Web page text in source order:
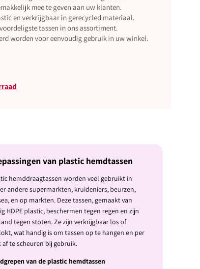
mee te geven aan uw klanten.
en verkrijgbaar in gerecycled materiaal.
tassen in ons assortiment.
worden voor eenvoudig gebruik in uw winkel.
van plastic hemdtassen
hemddraagtassen worden veel gebruikt in
andere supermarkten, kruideniers, beurzen,
en op markten. Deze tassen, gemaakt van
HDPE plastic, beschermen tegen regen en zijn
tegen stoten. Ze zijn verkrijgbaar los of
wat handig is om tassen op te hangen en per
af te scheuren bij gebruik.
van de plastic hemdtassen